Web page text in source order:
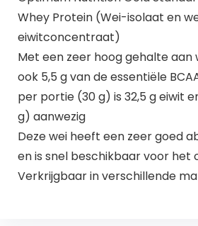
Whey Protein (Wei-isolaat en
eiwitconcentraat)
Met een zeer hoog gehalte aan
ook 5,5 g van de essentiële
per portie (30 g) is 32,5 g eiwit
g) aanwezig
Deze wei heeft een zeer goed
en is snel beschikbaar voor het
Verkrijgbaar in verschillende